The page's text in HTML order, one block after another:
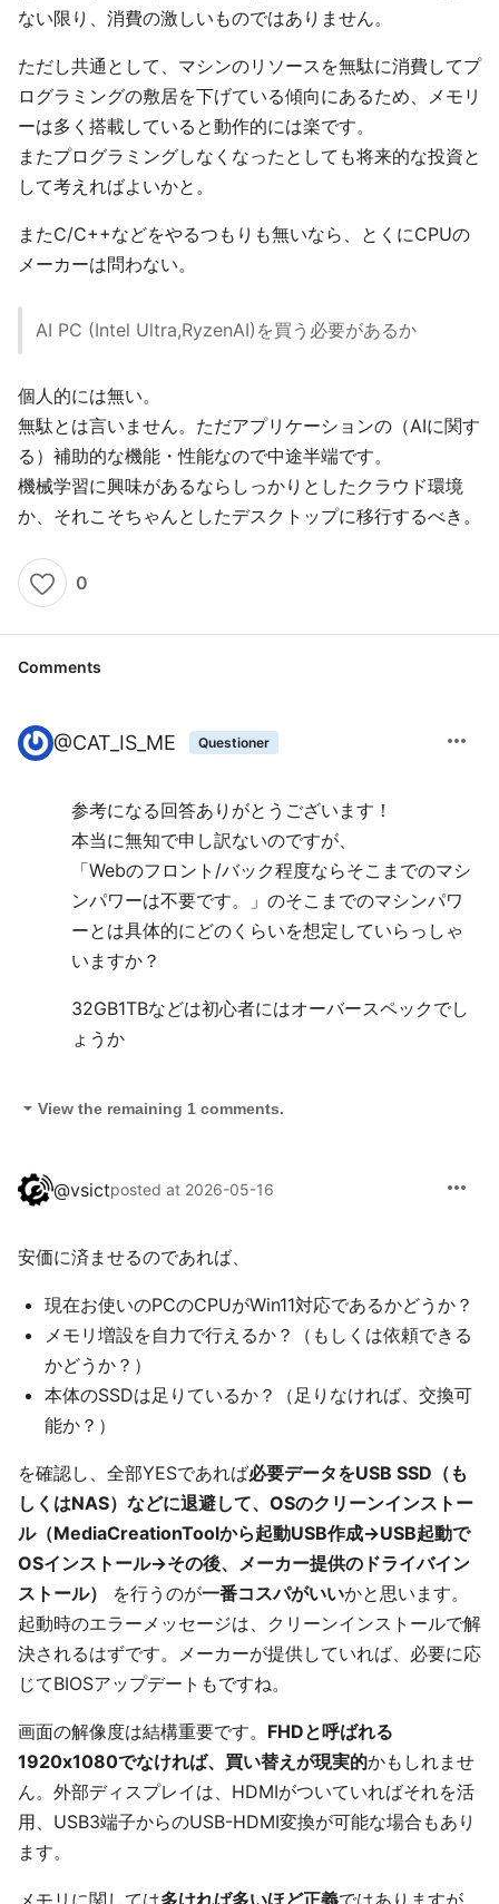
ない限り、消費の激しいものではありません。
ただし共通として、マシンのリソースを無駄に消費してプ
ログラミングの敷居を下げている傾向にあるため、メモリ
ーは多く搭載していると動作的には楽です。
またプログラミングしなくなったとしても将来的な投資と
して考えればよいかと。
またC/C++などをやるつもりも無いなら、とくにCPUの
メーカーは問わない。
AI PC (Intel Ultra,RyzenAI)を買う必要があるか
個人的には無い。
無駄とは言いません。ただアプリケーションの（AIに関す
る）補助的な機能・性能なので中途半端です。
機械学習に興味があるならしっかりとしたクラウド環境
か、それこそちゃんとしたデスクトップに移行するべき。
0
Comments
@CAT_IS_ME Questioner more_horiz
参考になる回答ありがとうございます！
本当に無知で申し訳ないのですが、
「Webのフロント/バック程度ならそこまでのマシ
ンパワーは不要です。」のそこまでのマシンパワ
ーとは具体的にどのくらいを想定していらっしゃ
いますか？
32GB1TBなどは初心者にはオーバースペックでし
ょうか
arrow_drop_down View the remaining 1 comments.
@vsictposted at 2026-05-16 more_horiz
安価に済ませるのであれば、
現在お使いのPCのCPUがWin11対応であるかどうか？
メモリ増設を自力で行えるか？（もしくは依頼できる
かどうか？）
本体のSSDは足りているか？（足りなければ、交換可
能か？）
を確認し、全部YESであれば必要データをUSB SSD（も
しくはNAS）などに退避して、OSのクリーンインストー
ル（MediaCreationToolから起動USB作成→USB起動で
OSインストール→その後、メーカー提供のドライバイン
ストール）
を行うのが一番コスパがいいかと思います。
起動時のエラーメッセージは、クリーンインストールで解
決されるはずです。メーカーが提供していれば、必要に応
じてBIOSアップデートもですね。
画面の解像度は結構重要です。 FHDと呼ばれる
1920x1080でなければ、買い替えが現実的かもしれませ
ん。外部ディスプレイは、HDMIがついていればそれを活
用、USB3端子からのUSB-HDMI変換が可能な場合もあり
ます。
メモリに関しては多ければ多いほど正義ではありますが、